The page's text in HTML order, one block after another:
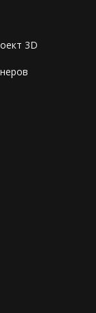
3D